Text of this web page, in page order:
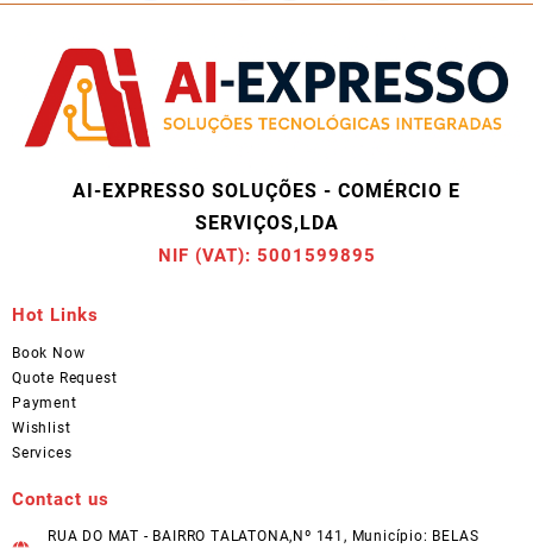
AI-EXPRESSO SOLUÇÕES - COMÉRCIO E
SERVIÇOS,LDA
NIF (VAT): 5001599895
Hot Links
Book Now
Quote Request
Payment
Wishlist
Services
Contact us
RUA DO MAT - BAIRRO TALATONA,Nº 141, Município: BELAS